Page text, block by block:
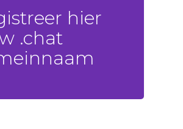
hier
.chat